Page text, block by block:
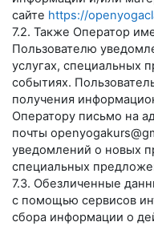
сайте https://
7.2. Также Оператор
Пользователю
услугах, специальных
событиях.
получения
Оператору письмо на
почты
уведомлений о новых
специальных
7.3. Обезличенные
с помощью сервисов
сбора информации о